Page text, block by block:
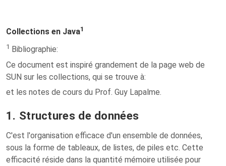
Collections en Java1
1 Bibliographie:
Ce document est inspiré grandement de la page web de
SUN sur les collections, qui se trouve à:
et les notes de cours du Prof. Guy Lapalme.
1. Structures de données
C'est l'organisation efficace d'un ensemble de données,
sous la forme de tableaux, de listes, de piles etc. Cette
efficacité réside dans la quantité mémoire utilisée pour